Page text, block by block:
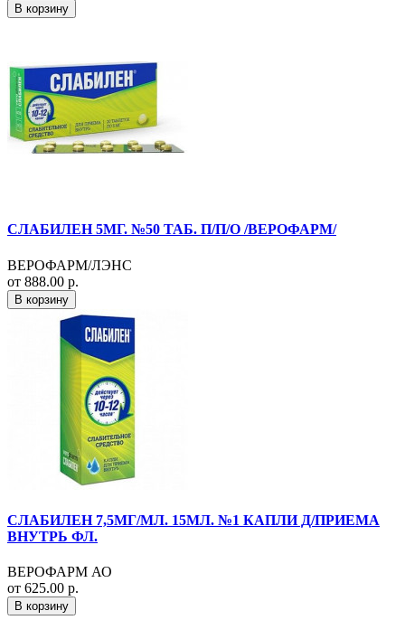
В корзину
СЛАБИЛЕН 5МГ. №50 ТАБ. П/П/О /ВЕРОФАРМ/
ВЕРОФАРМ/ЛЭНС
от 888.00 р.
В корзину
СЛАБИЛЕН 7,5МГ/МЛ. 15МЛ. №1 КАПЛИ Д/ПРИЕМА
ВНУТРЬ ФЛ.
ВЕРОФАРМ АО
от 625.00 р.
В корзину